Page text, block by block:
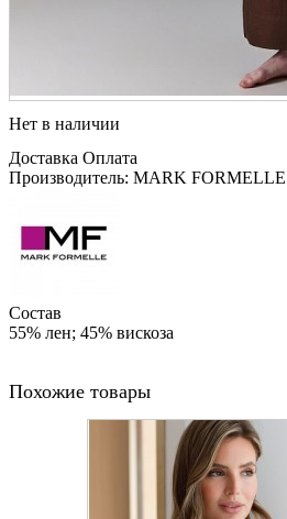
Нет в наличии
Доставка Оплата
Производитель: MARK FORMELLE
Состав
55% лен; 45% вискоза
Похожие товары